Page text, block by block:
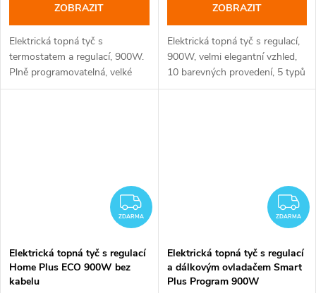
ZOBRAZIT
Elektrická topná tyč s
termostatem a regulací, 900W.
Plně programovatelná, velké
množství topných programů.
ZOBRAZIT
Elektrická topná tyč s regulací,
900W, velmi elegantní vzhled,
10 barevných provedení, 5 typů
krytek
ZDARMA
ZDARMA
Elektrická topná tyč s regulací
Home Plus ECO 900W bez
kabelu
ZDARMA
Elektrická topná tyč s regulací
a dálkovým ovladačem Smart
Plus Program 900W